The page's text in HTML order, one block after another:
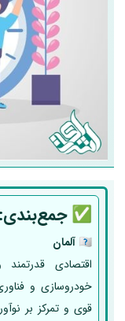
✅ جمع‌بندی:
🇩🇪 آلمان
اقتصادی
خودروسازی و
قوی و تمرکز بر